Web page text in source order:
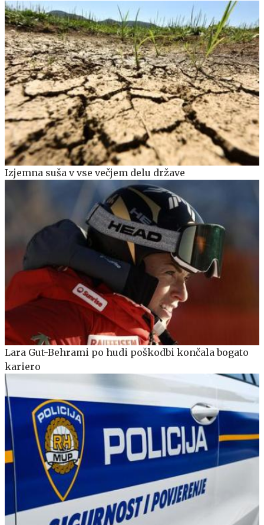
Izjemna suša v vse večjem delu države
Lara Gut-Behrami po hudi poškodbi končala bogato
kariero